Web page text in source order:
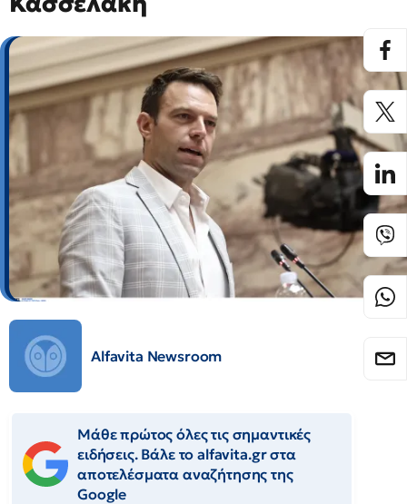
Alfavita Newsroom
Μάθε πρώτος όλες τις σημαντικές
ειδήσεις. Βάλε το alfavita.gr στα
αποτελέσματα αναζήτησης της
Google